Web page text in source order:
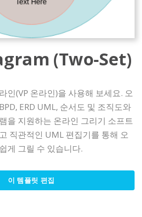
(Two-Set)
인(VP 온라인)을 사용해 보세요. 오
ERD UML, 순서도 및 조직도와
을 지원하는 온라인 그리기 소프트
직관적인 UML 편집기를 통해 오
게 그릴 수 있습니다.
이 템플릿 편집